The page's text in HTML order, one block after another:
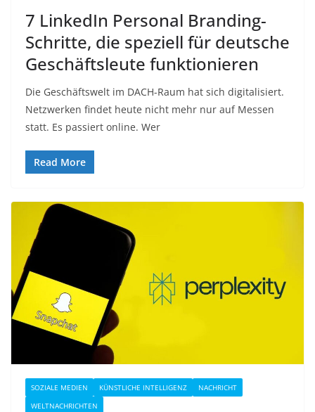
7 LinkedIn Personal Branding-
Schritte, die speziell für deutsche
Geschäftsleute funktionieren
Die Geschäftswelt im DACH-Raum hat sich digitalisiert.
Netzwerken findet heute nicht mehr nur auf Messen
statt. Es passiert online. Wer
Read More
SOZIALE MEDIEN KÜNSTLICHE INTELLIGENZ
NACHRICHT
WELTNACHRICHTEN